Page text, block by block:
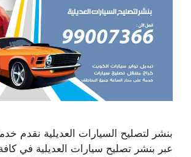
بنشر لتصليح السيارات العديلية نقدم
عبر بنشر تصليح سيارات العديلية في